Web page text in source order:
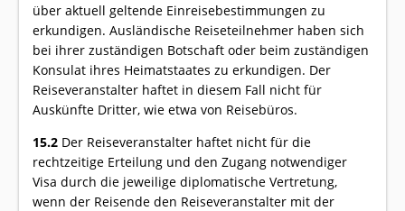
über aktuell geltende Einreisebestimmungen zu
erkundigen. Ausländische Reiseteilnehmer haben sich
bei ihrer zuständigen Botschaft oder beim zuständigen
Konsulat ihres Heimatstaates zu erkundigen. Der
Reiseveranstalter haftet in diesem Fall nicht für
Auskünfte Dritter, wie etwa von Reisebüros.
15.2 Der Reiseveranstalter haftet nicht für die
rechtzeitige Erteilung und den Zugang notwendiger
Visa durch die jeweilige diplomatische Vertretung,
wenn der Reisende den Reiseveranstalter mit der